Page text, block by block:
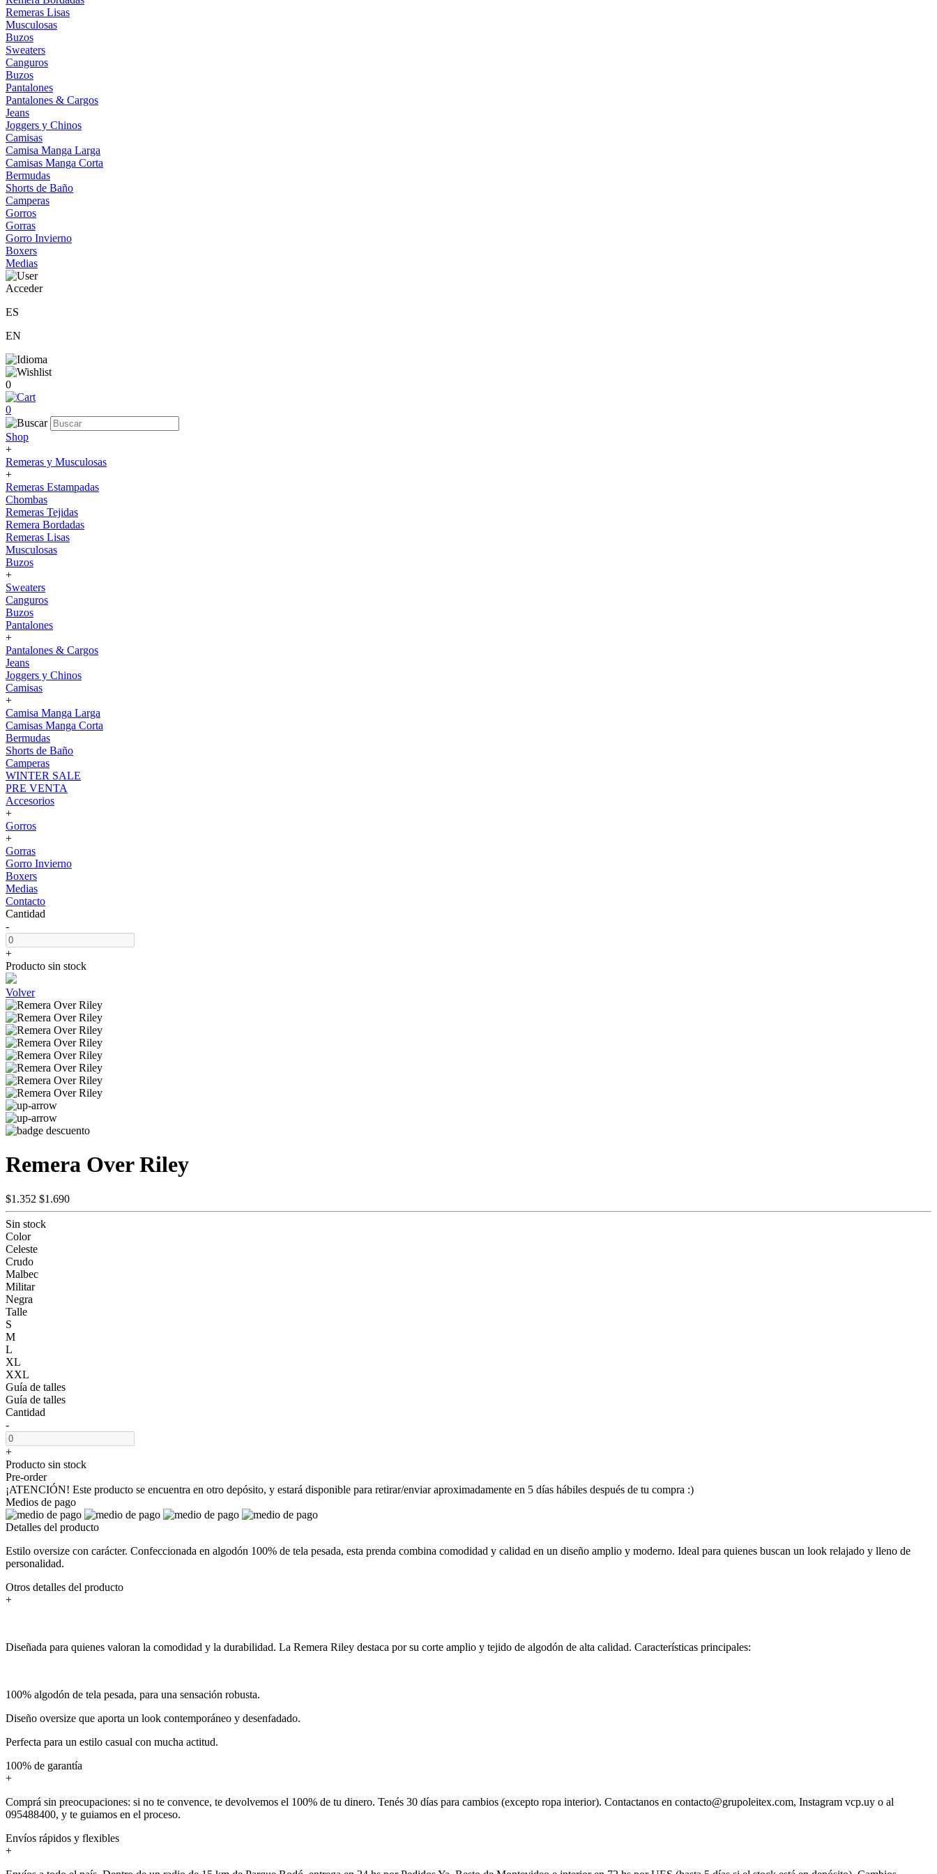
Remeras Lisas
Musculosas
Buzos
Sweaters
Canguros
Buzos
Pantalones
Pantalones & Cargos
Jeans
Joggers y Chinos
Camisas
Camisa Manga Larga
Camisas Manga Corta
Bermudas
Shorts de Baño
Camperas
Gorros
Gorras
Gorro Invierno
Boxers
Medias
Acceder
ES
EN
0
0
Shop
+
Remeras y Musculosas
+
Remeras Estampadas
Chombas
Remeras Tejidas
Remera Bordadas
Remeras Lisas
Musculosas
Buzos
+
Sweaters
Canguros
Buzos
Pantalones
+
Pantalones & Cargos
Jeans
Joggers y Chinos
Camisas
+
Camisa Manga Larga
Camisas Manga Corta
Bermudas
Shorts de Baño
Camperas
WINTER SALE
PRE VENTA
Accesorios
+
Gorros
+
Gorras
Gorro Invierno
Boxers
Medias
Contacto
Cantidad
-
+
Producto sin stock
Volver
Remera Over Riley
$1.352 $1.690
Sin stock
Color
Celeste
Crudo
Malbec
Militar
Negra
Talle
S
M
L
XL
XXL
Guía de talles
Guía de talles
Cantidad
-
+
Producto sin stock
Pre-order
¡ATENCIÓN! Este producto se encuentra en otro depósito, y estará disponible para retirar/enviar aproximadamente en 5 días hábiles después de tu compra :)
Medios de pago
Detalles del producto
Estilo oversize con carácter. Confeccionada en algodón 100% de tela pesada, esta prenda combina comodidad y calidad en un diseño amplio y moderno. Ideal para quienes buscan un look relajado y lleno de
personalidad.
Otros detalles del producto
+
Diseñada para quienes valoran la comodidad y la durabilidad. La Remera Riley destaca por su corte amplio y tejido de algodón de alta calidad. Características principales:
100% algodón de tela pesada, para una sensación robusta.
Diseño oversize que aporta un look contemporáneo y desenfadado.
Perfecta para un estilo casual con mucha actitud.
100% de garantía
+
Comprá sin preocupaciones: si no te convence, te devolvemos el 100% de tu dinero. Tenés 30 días para cambios (excepto ropa interior). Contactanos en contacto@grupoleitex.com, Instagram vcp.uy o al
095488400, y te guiamos en el proceso.
Envíos rápidos y flexibles
+